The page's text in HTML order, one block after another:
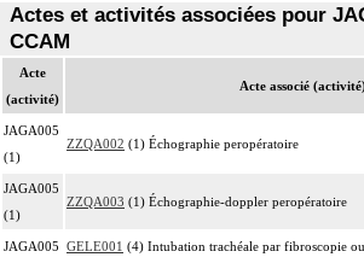
Actes et activités associées pour
CCAM
Acte
(activité)
Acte associé
JAGA005
(1)
ZZQA002 (1) Échographie peropératoire
JAGA005
(1)
ZZQA003 (1) Échographie-doppler peropératoire
JAGA005 GELE001 (4) Intubation trachéale par fibroscopie